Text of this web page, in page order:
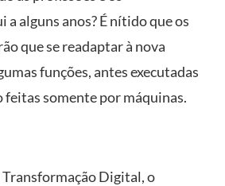
alguns anos? É nítido que os
que se readaptar à nova
funções, antes executadas
feitas somente por máquinas.
Transformação Digital, o